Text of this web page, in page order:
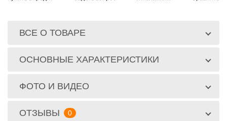
ВСЕ О ТОВАРЕ
ОСНОВНЫЕ ХАРАКТЕРИСТИКИ
ФОТО И ВИДЕО
ОТЗЫВЫ 0